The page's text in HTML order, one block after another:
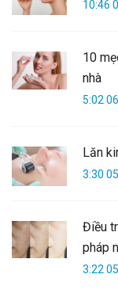
10:46
10
nhà
5:02
Lăn
3:30
Điều
pháp
3:22